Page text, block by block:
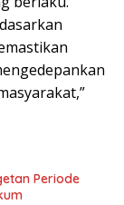
Periode